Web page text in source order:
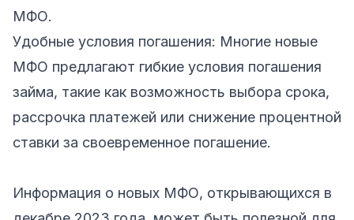
МФО.
Удобные условия погашения: Многие новые
МФО предлагают гибкие условия погашения
займа, такие как возможность выбора срока,
рассрочка платежей или снижение процентной
ставки за своевременное погашение.
Информация о новых МФО, открывающихся в